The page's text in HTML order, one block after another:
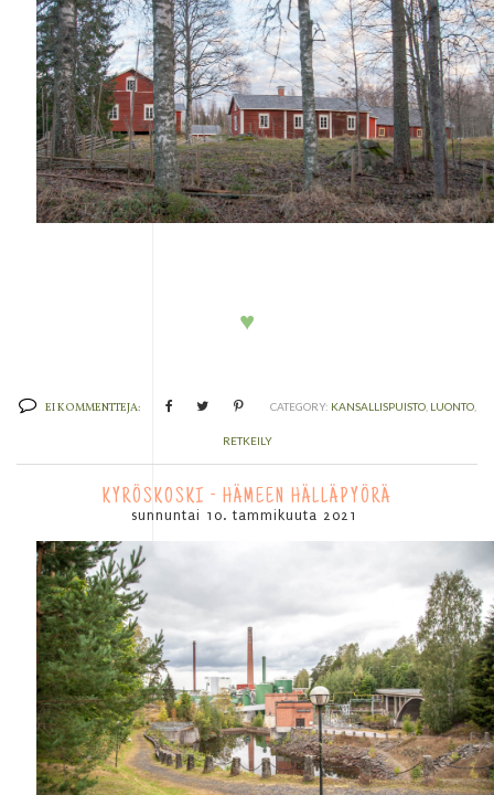
♥
EI KOMMENTTEJA: CATEGORY: KANSALLISPUISTO, LUONTO,
RETKEILY
KYRÖSKOSKI - HÄMEEN HÄLLÄPYÖRÄ
sunnuntai 10. tammikuuta 2021